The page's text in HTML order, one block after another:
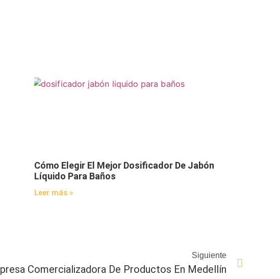
Cómo Elegir El Mejor Dosificador De Jabón
Líquido Para Baños
Leer más »
Siguiente
Comercializadora De Productos En Medellín